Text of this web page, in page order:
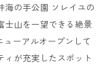
海の手公園 ソレイユの
士山を一望できる絶景
ューアルオープンして
ィが充実したスポット